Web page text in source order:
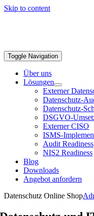
Skip to content
Toggle Navigation
Über uns
Lösungen
Externer
Datenschutz-
Datenschutz-
DSGVO-
Externer CISO
ISMS-
Audit Readiness
NIS2 Readiness
Blog
Downloads
Angebot anfordern
Datenschutz Online Shop